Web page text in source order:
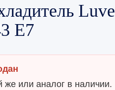
Luve
E7
же или аналог в наличии.